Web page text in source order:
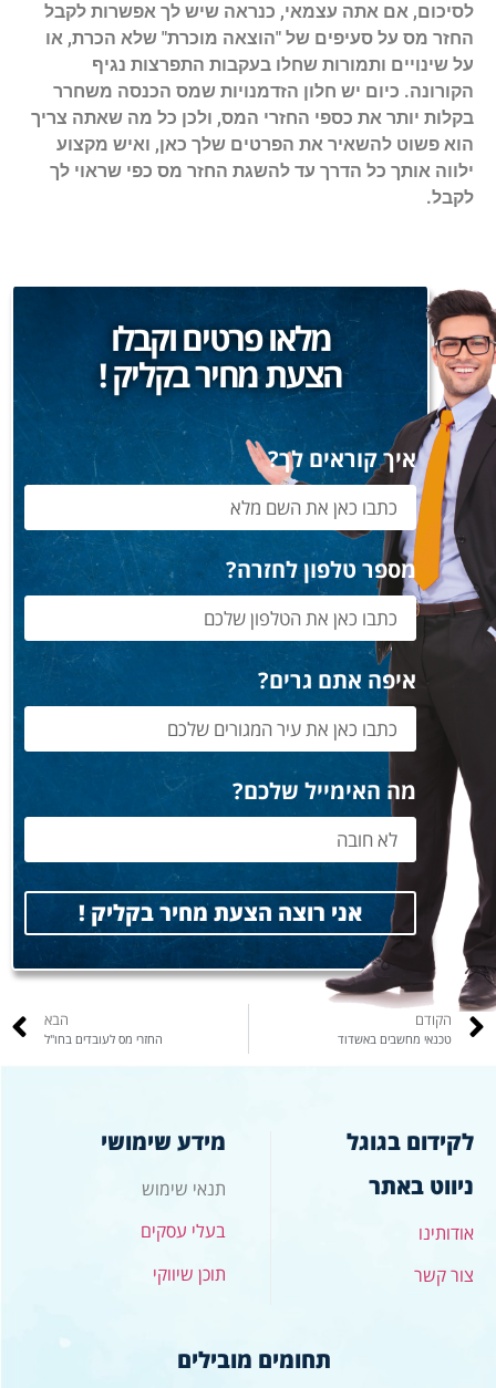
לסיכום, אם אתה עצמאי, כנראה שיש לך אפשרות לקבל
החזר מס על סעיפים של "הוצאה מוכרת" שלא הכרת, או
על שינויים ותמורות שחלו בעקבות התפרצות נגיף
הקורונה. כיום יש חלון הזדמנויות שמס הכנסה משחרר
בקלות יותר את כספי החזרי המס, ולכן כל מה שאתה צריך
הוא פשוט להשאיר את הפרטים שלך כאן, ואיש מקצוע
ילווה אותך כל הדרך עד להשגת החזר מס כפי שראוי לך
לקבל.
מלאו פרטים וקבלו
הצעת מחיר בקליק !
איך קוראים לך?
מספר טלפון לחזרה?
איפה אתם גרים?
מה האימייל שלכם?
אני רוצה הצעת מחיר בקליק !
הקודם
טכנאי מחשבים באשדוד
הבא
החזרי מס לעובדים בחו"ל
לקידום בגוגל
ניווט באתר
אודותינו
צור קשר
מידע שימושי
תנאי שימוש
בעלי עסקים
תוכן שיווקי
תחומים מובילים